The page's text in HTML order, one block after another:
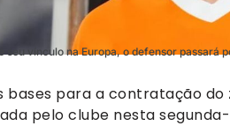
seu vínculo na Europa, o defensor passará
para a contratação do
pelo clube nesta